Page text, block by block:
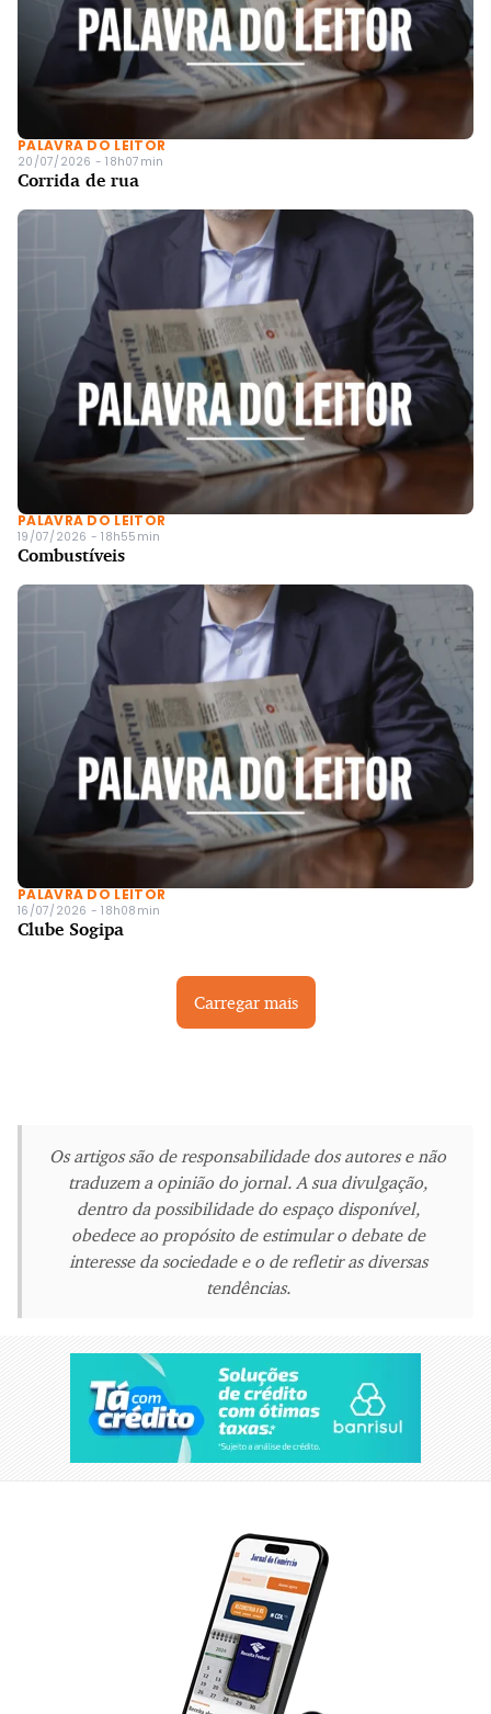
PALAVRA DO LEITOR
20/07/2026 - 18h07min
Corrida de rua
PALAVRA DO LEITOR
19/07/2026 - 18h55min
Combustíveis
PALAVRA DO LEITOR
16/07/2026 - 18h08min
Clube Sogipa
Carregar mais
Os artigos são de responsabilidade dos autores e não
traduzem a opinião do jornal. A sua divulgação,
dentro da possibilidade do espaço disponível,
obedece ao propósito de estimular o debate de
interesse da sociedade e o de refletir as diversas
tendências.